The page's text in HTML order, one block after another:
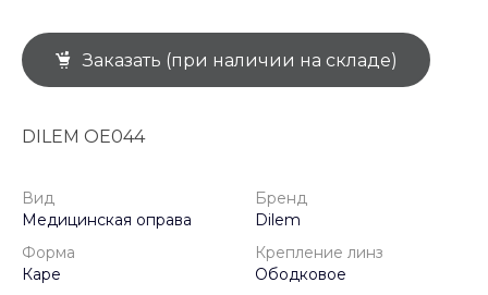
Заказать (при наличии на складе)
DILEM OE044
Вид
Медицинская оправа
Бренд
Dilem
Форма
Каре
Крепление линз
Ободковое